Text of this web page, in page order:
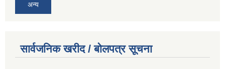
अन्य
सार्वजनिक खरीद / बोलपत्र सूचना